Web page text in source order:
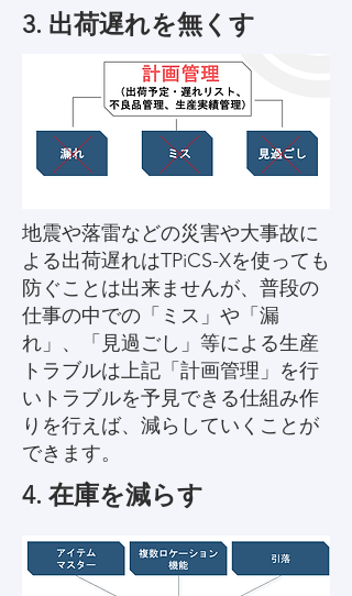
​3. 出荷遅れを無くす
地震や落雷などの災害や大事故に
よる出荷遅れはTPiCS-Xを使っても
防ぐことは出来ませんが、普段の
仕事の中での「ミス」や「漏
れ」、「見過ごし」等による生産
トラブルは上記「計画管理」を行
いトラブルを予見できる仕組み作
りを行えば、減らしていくことが
できます。
4. 在庫を減らす